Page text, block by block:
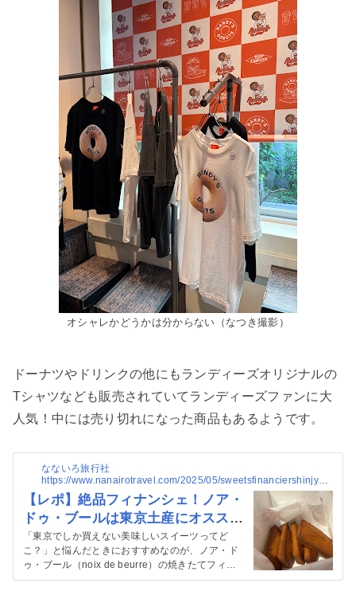
オシャレかどうかは分からない（なつき撮影）
ドーナツやドリンクの他にもランディーズオリジナルの
Tシャツなども販売されていてランディーズファンに大
人気！中には売り切れになった商品もあるようです。
なないろ旅行社
https://www.nanairotravel.com/2025/05/sweetsfinanciershinjyuk
u.html
【レポ】絶品フィナンシェ！ノア・
ドゥ・ブールは東京土産にオススメ
【新宿伊勢丹】
「東京でしか買えない美味しいスイーツってど
こ？」と悩んだときにおすすめなのが、ノア・ド
ゥ・ブール（noix de beurre）の焼きたてフィナ
ンシェ。バターの香りがふわっと広がって、外は